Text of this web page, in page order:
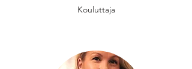
Kouluttaja